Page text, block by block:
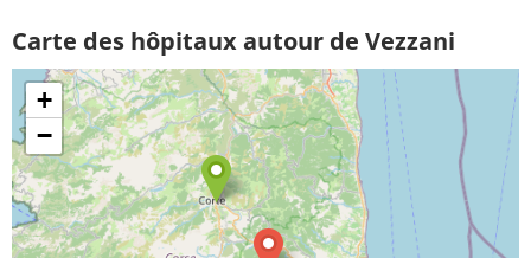
Carte des hôpitaux autour de Vezzani
+
−